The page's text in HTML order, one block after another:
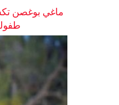
ماغي بوغصن